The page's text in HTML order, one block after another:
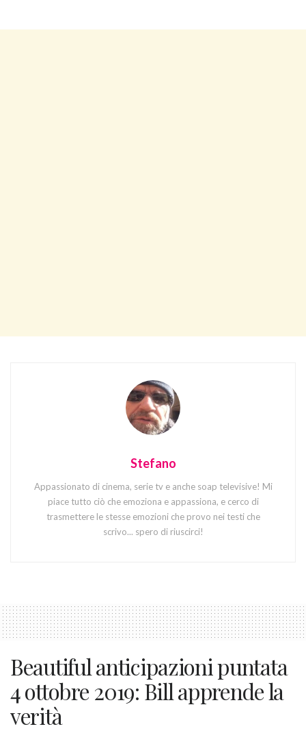
Stefano
Appassionato di cinema, serie tv e anche soap televisive! Mi
piace tutto ciò che emoziona e appassiona, e cerco di
trasmettere le stesse emozioni che provo nei testi che
scrivo... spero di riuscirci!
Beautiful anticipazioni puntata
4 ottobre 2019: Bill apprende la
verità